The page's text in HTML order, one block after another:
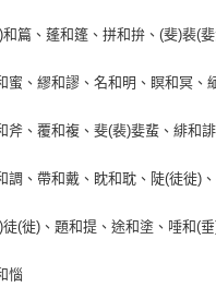
和篇、蓬和篷、拼和拚、(斐)裴(
蜜、繆和謬、名和明、瞑和冥
斧、覆和複、斐(裴)婓蜚、緋和
調、帶和戴、眈和耽、陡(徒徙)
徒(徙)、題和提、途和塗、唾和(
惱